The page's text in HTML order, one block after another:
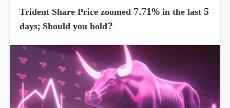
Trident Share Price zoomed 7.71% in the last 5
days; Should you hold?